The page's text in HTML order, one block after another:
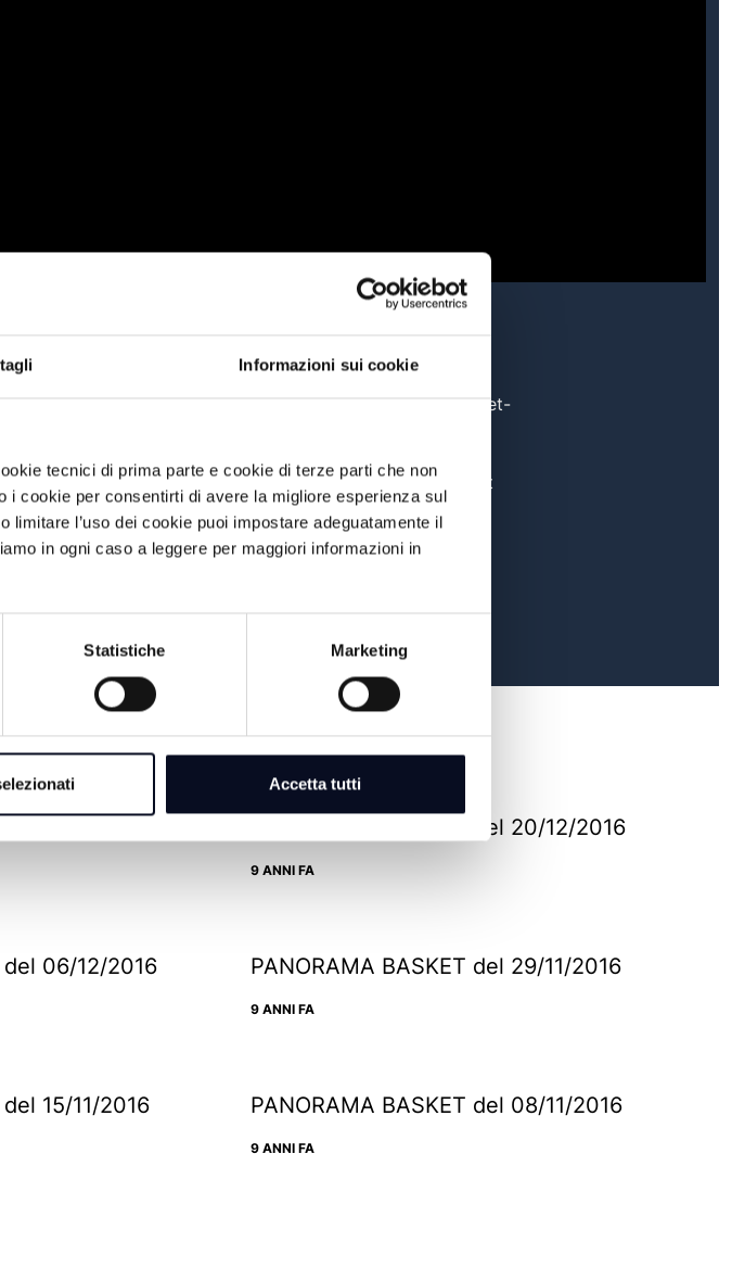
Informazioni sui cookie
tecnici di prima parte e cookie di terze parti che non
i cookie per consentirti di avere la migliore esperienza sul
l’uso dei cookie puoi impostare adeguatamente il
in ogni caso a leggere per maggiori informazioni in
Statistiche Marketing
Accetta tutti
da
RICCARDO
fb.com/Panorama-Basket-
ig.com/panoramabasket
PANORAMA BASKET del 20/12/2016
9 ANNI FA
del 06/12/2016 PANORAMA BASKET del 29/11/2016
9 ANNI FA
15/11/2016 PANORAMA BASKET del 08/11/2016
9 ANNI FA